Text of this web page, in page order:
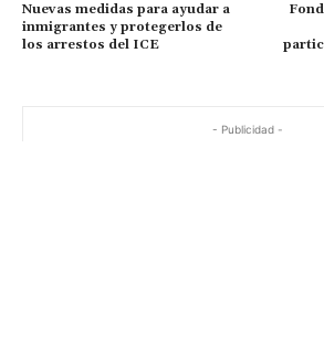
Nuevas medidas para ayudar a
inmigrantes y protegerlos de
los arrestos del ICE
- Publicidad -